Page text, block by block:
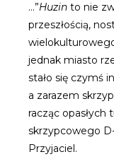
…”Huzin to nie
przeszłością,
jednak miasto
stało się czymś
a zarazem
racząc
skrzypcowego
Przyjaciel.